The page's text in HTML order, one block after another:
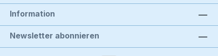
Information
Newsletter abonnieren